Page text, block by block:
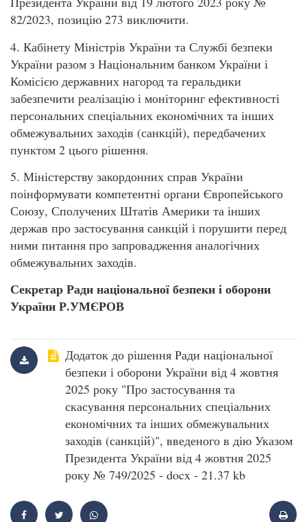
82/2023, позицію 273 виключити.
4. Кабінету Міністрів України та Службі безпеки
України разом з Національним банком України і
Комісією державних нагород та геральдики
забезпечити реалізацію і моніторинг ефективності
персональних спеціальних економічних та інших
обмежувальних заходів (санкцій), передбачених
пунктом 2 цього рішення.
5. Міністерству закордонних справ України
поінформувати компетентні органи Європейського
Союзу, Сполучених Штатів Америки та інших
держав про застосування санкцій і порушити перед
ними питання про запровадження аналогічних
обмежувальних заходів.
Секретар Ради національної безпеки і оборони
України Р.УМЄРОВ
Додаток до рішення Ради національної
безпеки і оборони України від 4 жовтня
2025 року "Про застосування та
скасування персональних спеціальних
економічних та інших обмежувальних
заходів (санкцій)", введеного в дію Указом
Президента України від 4 жовтня 2025
року № 749/2025 - docx - 21.37 kb